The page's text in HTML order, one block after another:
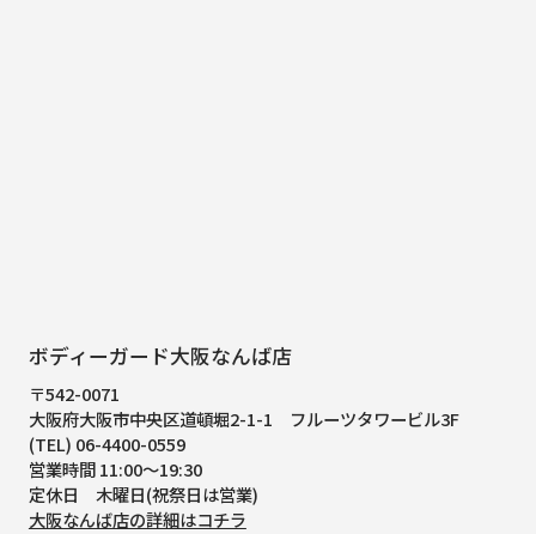
ボディーガード大阪なんば店
〒542-0071
大阪府大阪市中央区道頓堀2-1-1
フルーツタワービル3F
(TEL) 06-4400-0559
営業時間 11:00～19:30
定休日 木曜日(祝祭日は営業)
大阪なんば店の詳細はコチラ